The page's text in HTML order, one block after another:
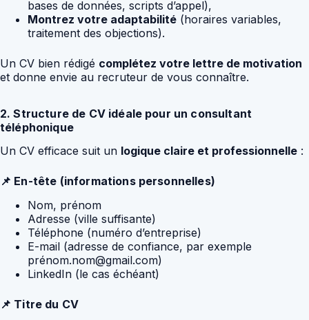
bases de données, scripts d’appel),
Montrez votre adaptabilité (horaires variables,
traitement des objections).
Un CV bien rédigé complétez votre lettre de motivation
et donne envie au recruteur de vous connaître.
2. Structure de CV idéale pour un consultant
téléphonique
Un CV efficace suit un logique claire et professionnelle :
📌 En-tête (informations personnelles)
Nom, prénom
Adresse (ville suffisante)
Téléphone (numéro d’entreprise)
E-mail (adresse de confiance, par exemple
prénom.nom@gmail.com)
LinkedIn (le cas échéant)
📌 Titre du CV